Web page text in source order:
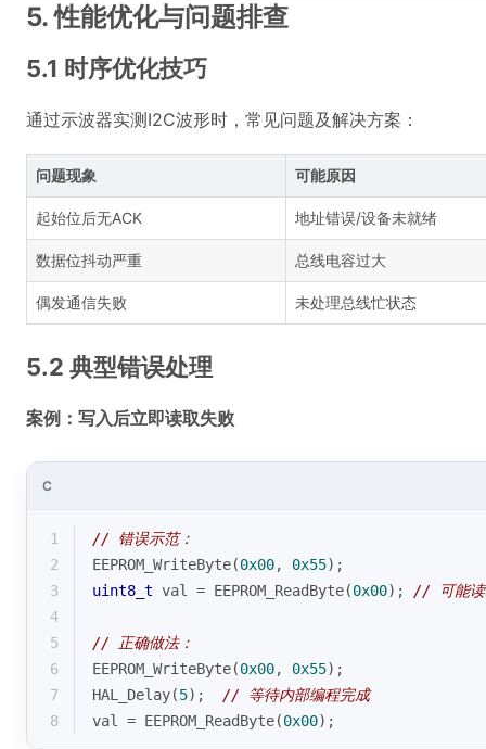
5. 性能优化与问题排查
5.1 时序优化技巧
通过示波器实测I2C波形时，常见问题及解决方案：
问题现象 可能原因
起始位后无ACK 地址错误/设备未就绪
数据位抖动严重 总线电容过大
偶发通信失败 未处理总线忙状态
5.2 典型错误处理
案例：写入后立即读取失败
C
1
// 错误示范：
2
EEPROM_WriteByte(0x00, 0x55);
3
uint8_t val = EEPROM_ReadByte(0x00); // 可能读
4
5
// 正确做法：
6
EEPROM_WriteByte(0x00, 0x55);
7
HAL_Delay(5); // 等待内部编程完成
8
val = EEPROM_ReadByte(0x00);